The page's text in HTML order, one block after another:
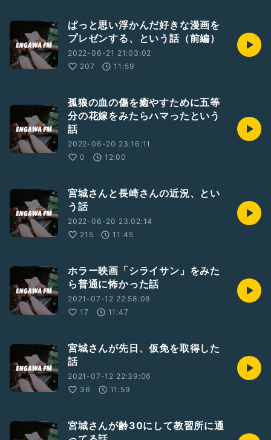
ぱっと思い浮かんだ好きな漫画を
プレゼンする、という話（前編）
2022-06-21 21:03:02
207
11:59
孤狼の血の傷を癒やすために五等
分の花嫁をみたらハマったという
話
2022-06-20 23:16:11
0
12:00
宮城さんと長崎さんの近況、とい
う話
2022-06-20 23:02:14
215
11:45
ホラー映画「シライサン」をみた
ら普通に怖かった話
2021-07-12 22:58:08
17
11:47
宮城さんが先日、仮免を取得した
話
2021-07-12 22:39:06
36
11:59
宮城さんが齢30にして教習所に通